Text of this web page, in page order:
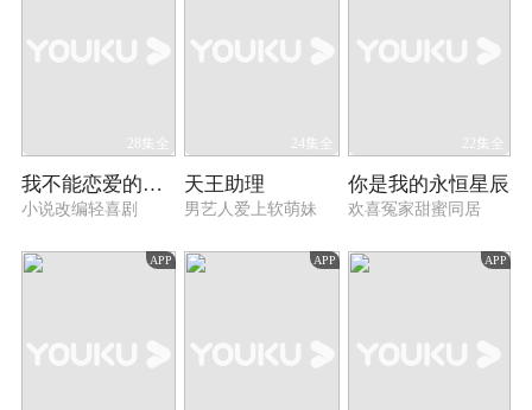
28集全
我不能恋爱的女朋友
小说改编轻喜剧
24集全
天王助理
男艺人爱上软萌妹
22集全
你是我的永恒星辰
欢喜冤家甜蜜同居
APP APP APP